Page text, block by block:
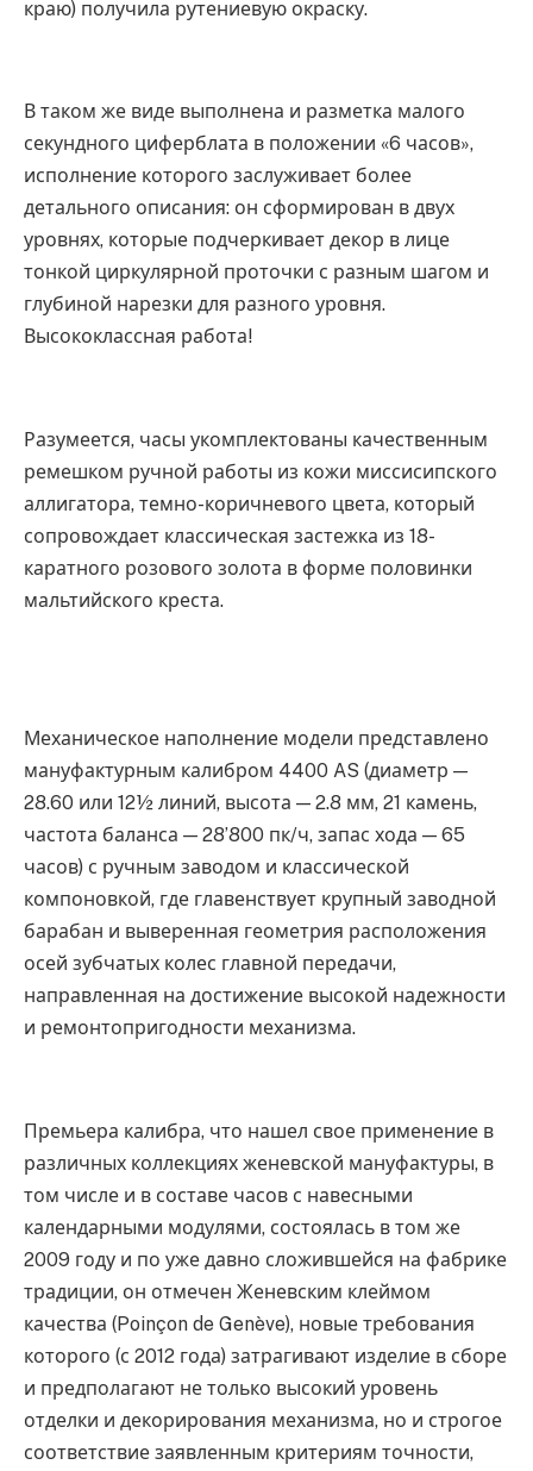
краю) получила рутениевую окраску.
В таком же виде выполнена и разметка малого
секундного циферблата в положении «6 часов»,
исполнение которого заслуживает более
детального описания: он сформирован в двух
уровнях, которые подчеркивает декор в лице
тонкой циркулярной проточки с разным шагом и
глубиной нарезки для разного уровня.
Высококлассная работа!
Разумеется, часы укомплектованы качественным
ремешком ручной работы из кожи миссисипского
аллигатора, темно-коричневого цвета, который
сопровождает классическая застежка из 18-
каратного розового золота в форме половинки
мальтийского креста.
Механическое наполнение модели представлено
мануфактурным калибром 4400 AS (диаметр —
28.60 или 12½ линий, высота — 2.8 мм, 21 камень,
частота баланса — 28’800 пк/ч, запас хода — 65
часов) с ручным заводом и классической
компоновкой, где главенствует крупный заводной
барабан и выверенная геометрия расположения
осей зубчатых колес главной передачи,
направленная на достижение высокой надежности
и ремонтопригодности механизма.
Премьера калибра, что нашел свое применение в
различных коллекциях женевской мануфактуры, в
том числе и в составе часов с навесными
календарными модулями, состоялась в том же
2009 году и по уже давно сложившейся на фабрике
традиции, он отмечен Женевским клеймом
качества (Poinçon de Genève), новые требования
которого (с 2012 года) затрагивают изделие в сборе
и предполагают не только высокий уровень
отделки и декорирования механизма, но и строгое
соответствие заявленным критериям точности,